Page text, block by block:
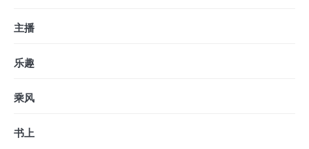
主播
乐趣
乘风
书上